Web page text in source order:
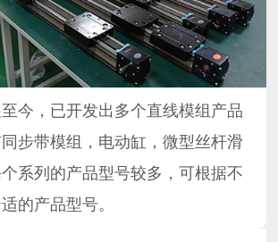
今，已开发出多个直线模组产品
步带模组，电动缸，微型丝杆滑
系列的产品型号较多，可根据不
的产品型号。